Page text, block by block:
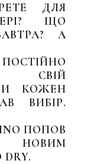
ДЛЯ
ЩО
А
СВІЙ
КОЖЕН
ВИБІР.
ПОПОВ